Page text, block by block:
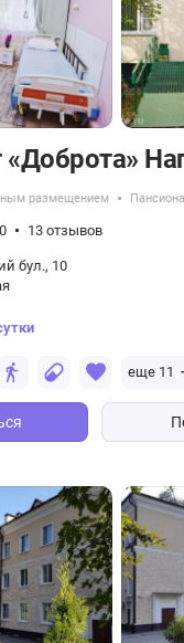
размещением
13 отзывов
бул., 10
еще 11